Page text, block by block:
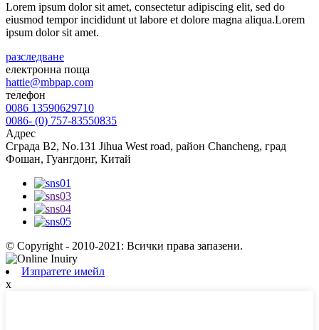
Lorem ipsum dolor sit amet, consectetur adipiscing elit, sed do
eiusmod tempor incididunt ut labore et dolore magna aliqua.Lorem
ipsum dolor sit amet.
разследване
електронна поща
hattie@mbpap.com
телефон
0086 13590629710
0086- (0) 757-83550835
Адрес
Сграда B2, No.131 Jihua West road, район Chancheng, град
Фошан, Гуангдонг, Китай
© Copyright - 2010-2021: Всички права запазени.
Изпратете имейл
x